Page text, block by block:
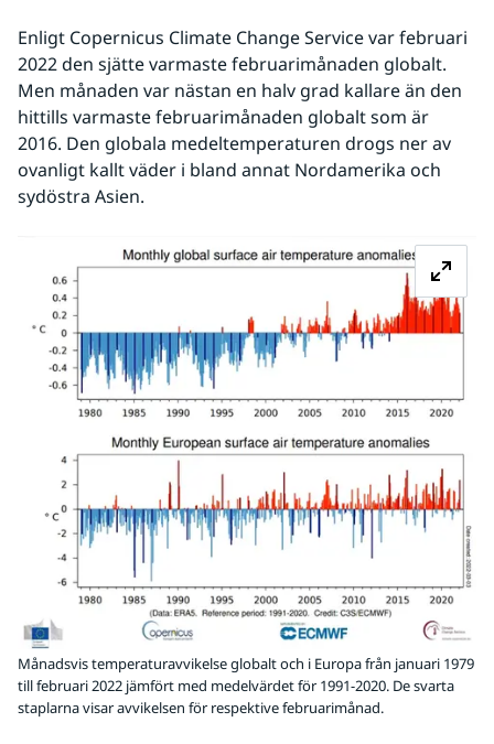
Enligt Copernicus Climate Change Service var februari
2022 den sjätte varmaste februarimånaden globalt.
Men månaden var nästan en halv grad kallare än den
hittills varmaste februarimånaden globalt som är
2016. Den globala medeltemperaturen drogs ner av
ovanligt kallt väder i bland annat Nordamerika och
sydöstra Asien.
Månadsvis temperaturavvikelse globalt och i Europa från januari 1979
till februari 2022 jämfört med medelvärdet för 1991-2020. De svarta
staplarna visar avvikelsen för respektive februarimånad.